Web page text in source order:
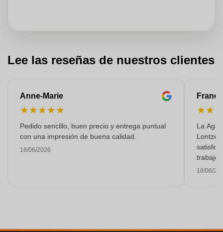
Lee las reseñas de nuestros clientes
Anne-Marie
★★★★★
Pedido sencillo, buen precio y entrega puntual
con una impresión de buena calidad.
18/06/2026
★★
La
trabajo
18/06/